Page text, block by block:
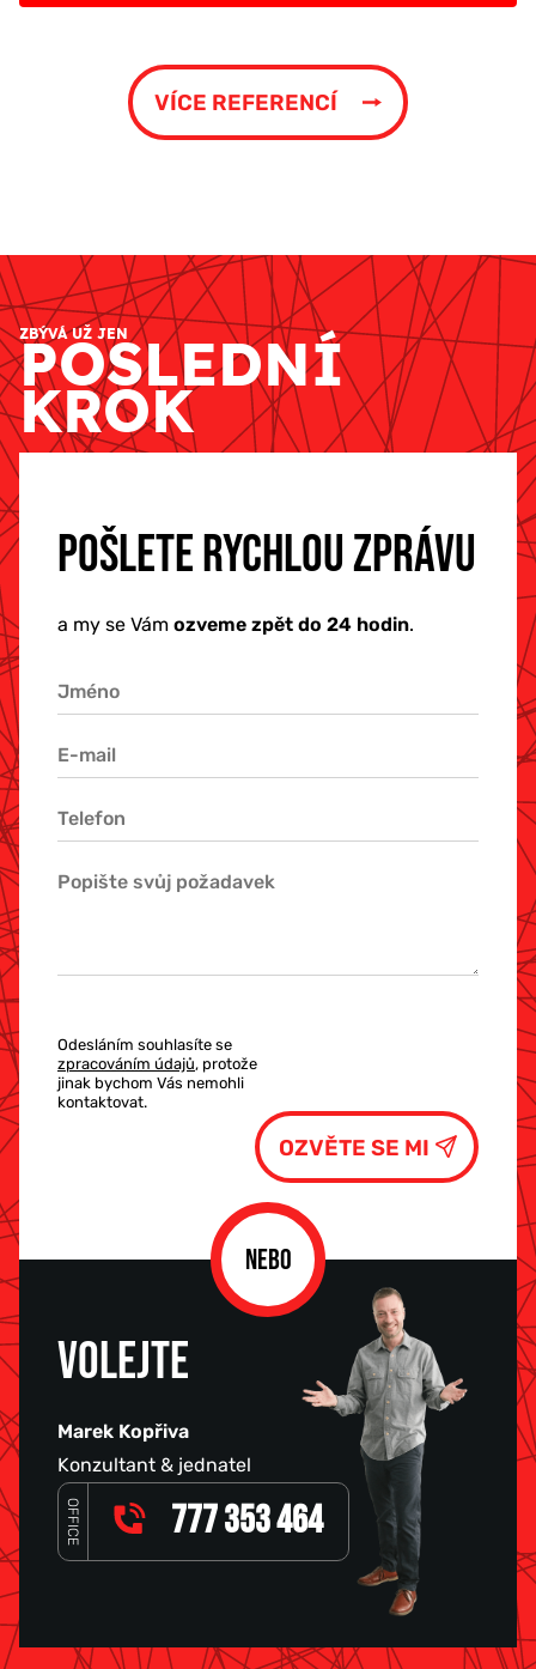
VÍCE REFERENCÍ
ZBÝVÁ UŽ JEN
POSLEDNÍ
KROK
POŠLETE RYCHLOU ZPRÁVU
a my se Vám ozveme zpět do 24 hodin.
Odesláním souhlasíte se
zpracováním údajů, protože
jinak bychom Vás nemohli
kontaktovat.
NEBO
VOLEJTE
Marek Kopřiva
Konzultant & jednatel
OFFICE 777 353 464